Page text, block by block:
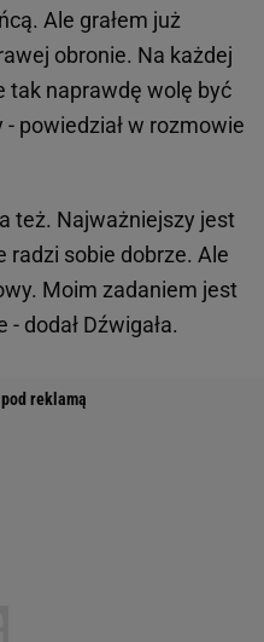
Ale grałem już
obronie. Na każdej
tak naprawdę wolę być
powiedział w rozmowie
też. Najważniejszy jest
radzi sobie dobrze. Ale
Moim zadaniem jest
dodał Dźwigała.